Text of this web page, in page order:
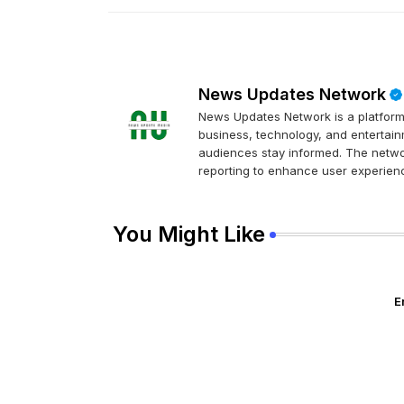
News Updates Network
News Updates Network is a
business, technology, and
audiences stay informed. The
reporting to enhance user
You Might Like